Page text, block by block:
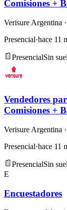
Comisiones +
Verisure Argentina
Presencial·hace 11
PresencialSin
Vendedores
Comisiones +
Verisure Argentina
Presencial·hace 11
PresencialSin
E
Encuestadores